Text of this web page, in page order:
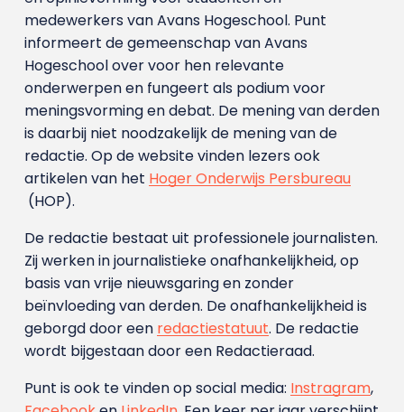
medewerkers van Avans Hoge­school. Punt
informeert de gemeenschap van Avans
Hogeschool over voor hen relevante
onderwerpen en fungeert als podium voor
meningsvorming en debat. De mening van derden
is daarbij niet noodzakelijk de mening van de
redactie. Op de website vinden lezers ook
artikelen van het Hoger Onderwijs Persbureau
(HOP).
De redactie bestaat uit professionele journalisten.
Zij werken in journalistieke onafhankelijkheid, op
basis van vrije nieuwsgaring en zonder
beïnvloeding van derden. De onafhankelijkheid is
geborgd door een redactiestatuut. De redactie
wordt bijgestaan door een Redactieraad.
Punt is ook te vinden op social media: Instragram,